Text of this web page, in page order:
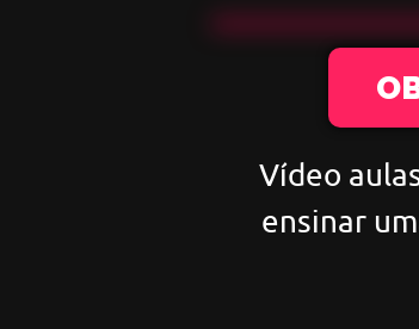
Vídeo
ensinar